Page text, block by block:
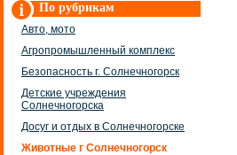
По рубрикам
Авто, мото
Агропромышленный комплекс
Безопасность г. Солнечногорск
Детские учреждения
Солнечногорска
Досуг и отдых в Солнечногорске
Животные г Солнечногорск